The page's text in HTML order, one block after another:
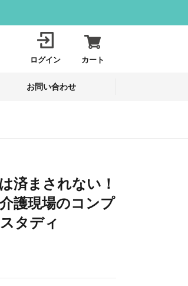
ログイン カート
お問い合わせ
済まされない！
護現場のコンプ
タディ